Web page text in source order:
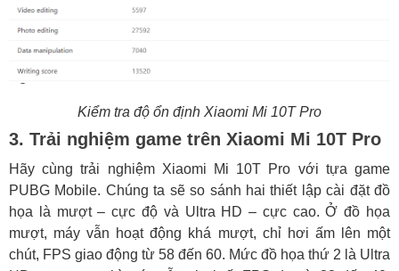
Kiểm tra độ ổn định Xiaomi Mi 10T Pro
3. Trải nghiệm game trên Xiaomi Mi 10T Pro
Hãy cùng trải nghiệm Xiaomi Mi 10T Pro với tựa game
PUBG Mobile. Chúng ta sẽ so sánh hai thiết lập cài đặt đồ
họa là mượt – cực độ và Ultra HD – cực cao. Ở đồ họa
mượt, máy vẫn hoạt động khá mượt, chỉ hơi ấm lên một
chút, FPS giao động từ 58 đến 60. Mức đồ họa thứ 2 là Ultra